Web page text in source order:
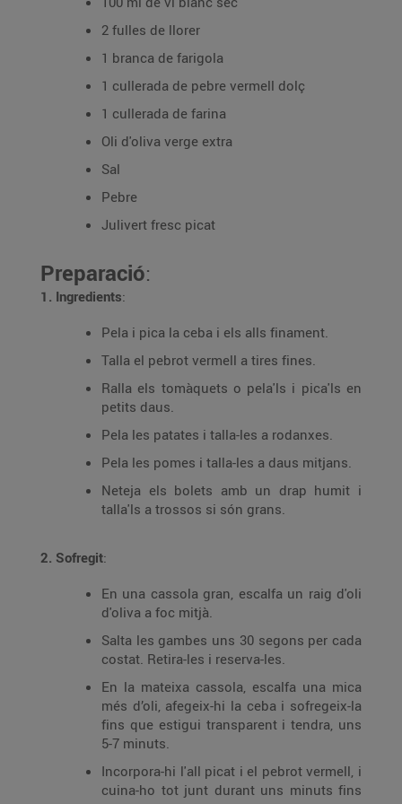
2 fulles de llorer
1 branca de farigola
1 cullerada de pebre vermell dolç
1 cullerada de farina
Oli d'oliva verge extra
Sal
Pebre
Julivert fresc picat
Preparació:
1. Ingredients:
Pela i pica la ceba i els alls finament.
Talla el pebrot vermell a tires fines.
Ralla els tomàquets o pela'ls i pica'ls en
petits daus.
Pela les patates i talla-les a rodanxes.
Pela les pomes i talla-les a daus mitjans.
Neteja els bolets amb un drap humit i
talla'ls a trossos si són grans.
2. Sofregit:
En una cassola gran, escalfa un raig d'oli
d'oliva a foc mitjà.
Salta les gambes uns 30 segons per cada
costat. Retira-les i reserva-les.
En la mateixa cassola, escalfa una mica
més d’oli, afegeix-hi la ceba i sofregeix-la
fins que estigui transparent i tendra, uns
5-7 minuts.
Incorpora-hi l'all picat i el pebrot vermell, i
cuina-ho tot junt durant uns minuts fins